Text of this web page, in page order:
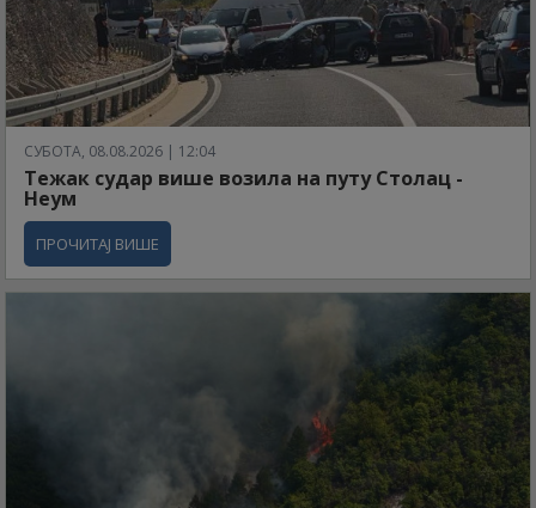
СУБОТА, 08.08.2026 | 12:04
Тежак судар више возила на путу Столац -
Неум
ПРОЧИТАЈ ВИШЕ